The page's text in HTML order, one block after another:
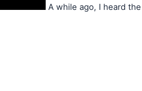
A while ago, I heard